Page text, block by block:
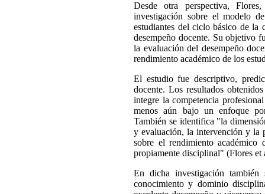
Desde otra perspectiva,
investigación sobre el modelo
estudiantes del ciclo básico de la
desempeño docente. Su objetivo
la evaluación del desempeño
rendimiento académico de los
El estudio fue descriptivo,
docente. Los resultados
integre la competencia
menos aún bajo un enfoque
También se identifica "la
y evaluación, la intervención y la
sobre el rendimiento académico
propiamente disciplinal" (Flores et
En dicha investigación
conocimiento y dominio